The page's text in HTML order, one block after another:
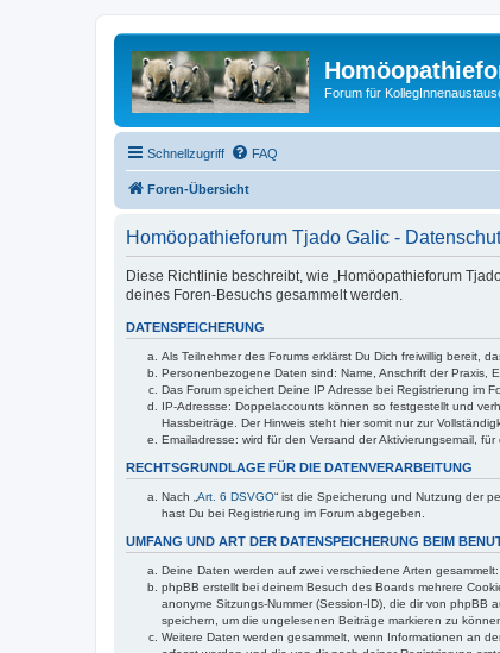
Forum für
Schnellzugriff FAQ
Foren-Übersicht
Homöopathieforum Tjado Galic -
Diese Richtlinie beschreibt, wie „Homöopathieforum
deines Foren-Besuchs gesammelt werden.
DATENSPEICHERUNG
Als Teilnehmer des Forums erklärst Du Dich freiwillig bereit,
Personenbezogene Daten sind: Name, Anschrift der Praxis,
Das Forum speichert Deine IP Adresse bei Registrierung im
IP-Adressse: Doppelaccounts können so festgestellt und
Hassbeiträge. Der Hinweis steht hier somit nur zur
Emailadresse: wird für den Versand der Aktivierungsemail,
RECHTSGRUNDLAGE FÜR DIE DATENVERARBEITUNG
Nach „ Art. 6 DSVGO“ ist die Speicherung und Nutzung der
hast Du bei Registrierung im Forum abgegeben.
UMFANG UND ART DER DATENSPEICHERUNG BEIM
Deine Daten werden auf zwei verschiedene Arten gesammelt:
phpBB erstellt bei deinem Besuch des Boards mehrere
anonyme Sitzungs-Nummer (Session-ID), die dir von
speichern, um die ungelesenen Beiträge markieren zu
Weitere Daten werden gesammelt, wenn Informationen an